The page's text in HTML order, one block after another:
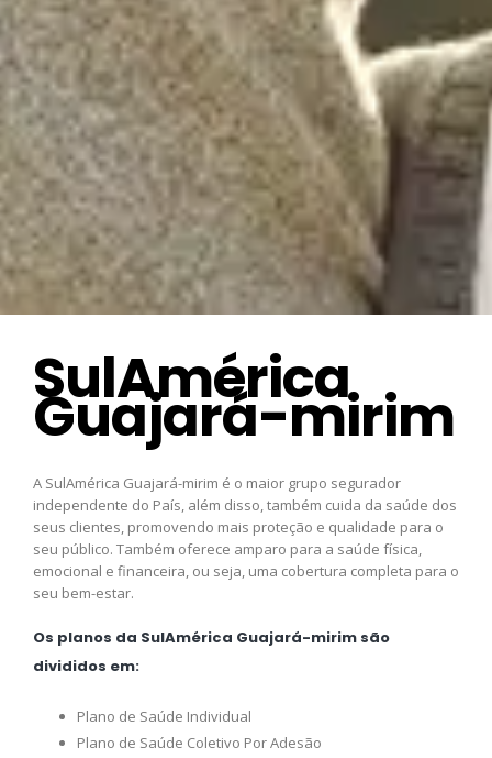
SulAmérica
Guajará-mirim
A SulAmérica Guajará-mirim é o maior grupo segurador
independente do País, além disso, também cuida da saúde dos
seus clientes, promovendo mais proteção e qualidade para o
seu público. Também oferece amparo para a saúde física,
emocional e financeira, ou seja, uma cobertura completa para o
seu bem-estar.
Os planos da SulAmérica Guajará-mirim são
divididos em:
Plano de Saúde Individual
Plano de Saúde Coletivo Por Adesão